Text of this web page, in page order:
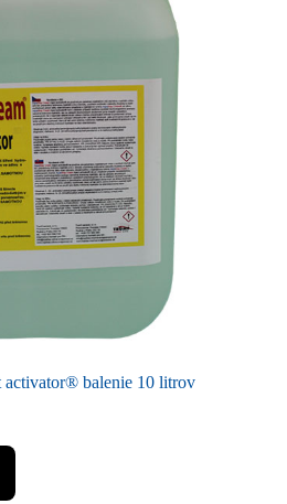
activator® balenie 10 litrov